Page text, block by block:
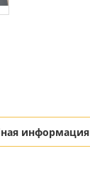
информация